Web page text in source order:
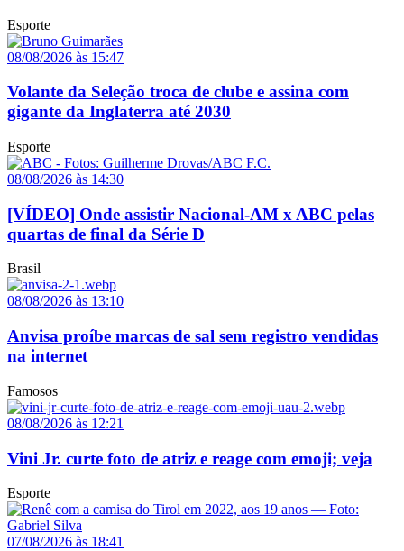
Esporte
08/08/2026 às 15:47
Volante da Seleção troca de clube e assina com
gigante da Inglaterra até 2030
Esporte
08/08/2026 às 14:30
[VÍDEO] Onde assistir Nacional-AM x ABC pelas
quartas de final da Série D
Brasil
08/08/2026 às 13:10
Anvisa proíbe marcas de sal sem registro vendidas
na internet
Famosos
08/08/2026 às 12:21
Vini Jr. curte foto de atriz e reage com emoji; veja
Esporte
07/08/2026 às 18:41